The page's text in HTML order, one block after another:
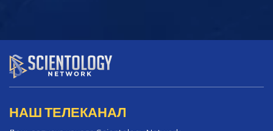
НАШ ТЕЛЕКАНАЛ